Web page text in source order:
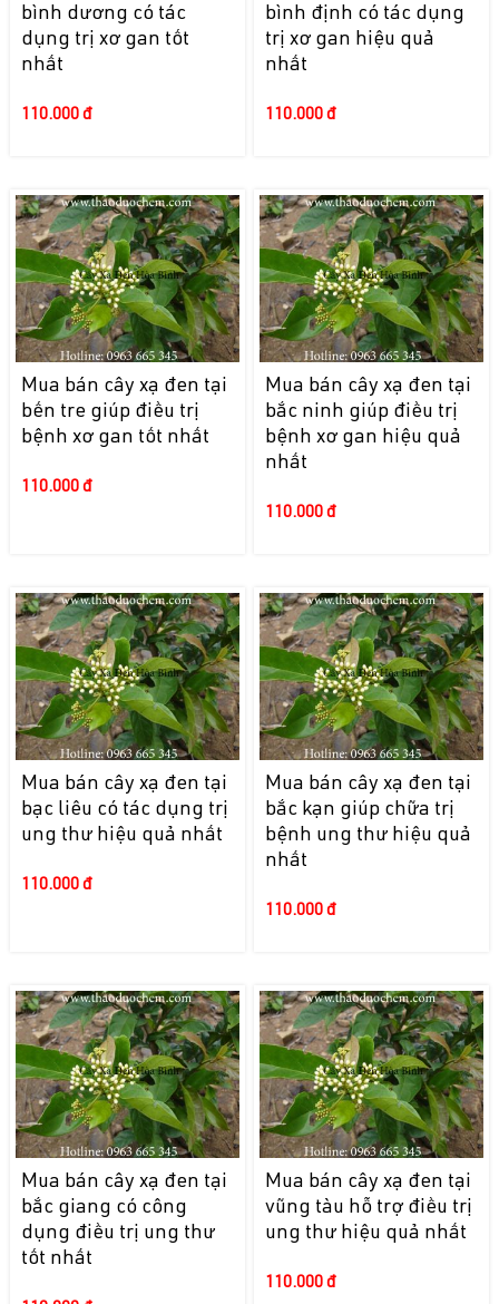
bình dương có tác
dụng trị xơ gan tốt
nhất
110.000 đ
bình định có tác dụng
trị xơ gan hiệu quả
nhất
110.000 đ
Mua bán cây xạ đen tại
bến tre giúp điều trị
bệnh xơ gan tốt nhất
110.000 đ
Mua bán cây xạ đen tại
bắc ninh giúp điều trị
bệnh xơ gan hiệu quả
nhất
110.000 đ
Mua bán cây xạ đen tại
bạc liêu có tác dụng trị
ung thư hiệu quả nhất
110.000 đ
Mua bán cây xạ đen tại
bắc kạn giúp chữa trị
bệnh ung thư hiệu quả
nhất
110.000 đ
Mua bán cây xạ đen tại
bắc giang có công
dụng điều trị ung thư
tốt nhất
Mua bán cây xạ đen tại
vũng tàu hỗ trợ điều trị
ung thư hiệu quả nhất
110.000 đ